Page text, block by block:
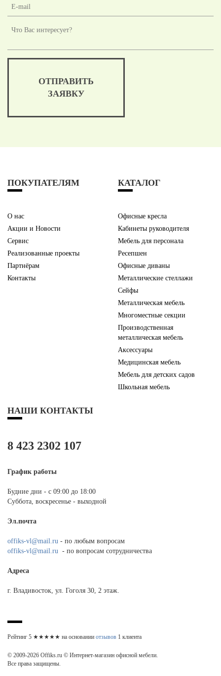
ОТПРАВИТЬ
ЗАЯВКУ
ПОКУПАТЕЛЯМ
О нас
Акции и Новости
Сервис
Реализованные проекты
Партнёрам
Контакты
КАТАЛОГ
Офисные кресла
Кабинеты руководителя
Мебель для персонала
Ресепшен
Офисные диваны
Металлические стеллажи
Сейфы
Металлическая мебель
Многоместные секции
Производственная
металлическая мебель
Аксессуары
Медицинская мебель
Мебель для детских садов
Школьная мебель
НАШИ КОНТАКТЫ
8 423 2302 107
График работы
Будние дни - с 09:00 до 18:00
Суббота, воскресенье - выходной
Эл.почта
offiks-vl@mail.ru - по любым вопросам
offiks-vl@mail.ru - по вопросам сотрудничества
Адреса
г. Владивосток, ул. Гоголя 30, 2 этаж.
Рейтинг 5 ★★★★★ на основании отзывов 1 клиента
© 2009-2026 Offiks.ru © Интернет-магазин офисной мебели.
Все права защищены.